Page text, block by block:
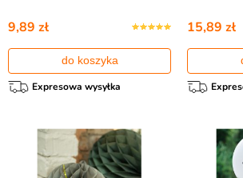
9,89 zł
do koszyka
Expresowa wysyłka
15,89 zł